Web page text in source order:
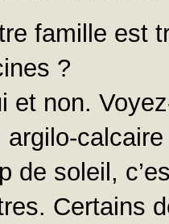
famille est
?
et non.
argilo-
de soleil,
Certains